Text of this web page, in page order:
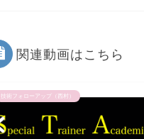
関連動画はこちら
技術フォローアップ（西村）